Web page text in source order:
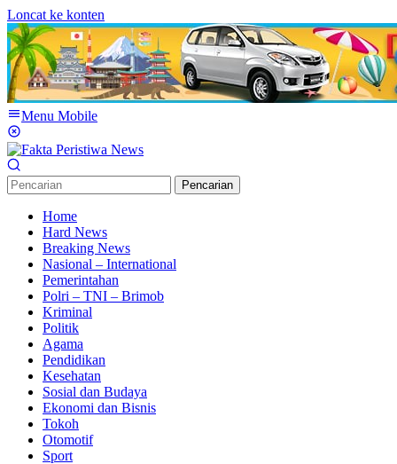
Loncat ke konten
Menu Mobile
Pencarian
Home
Hard News
Breaking News
Nasional – International
Pemerintahan
Polri – TNI – Brimob
Kriminal
Politik
Agama
Pendidikan
Kesehatan
Sosial dan Budaya
Ekonomi dan Bisnis
Tokoh
Otomotif
Sport